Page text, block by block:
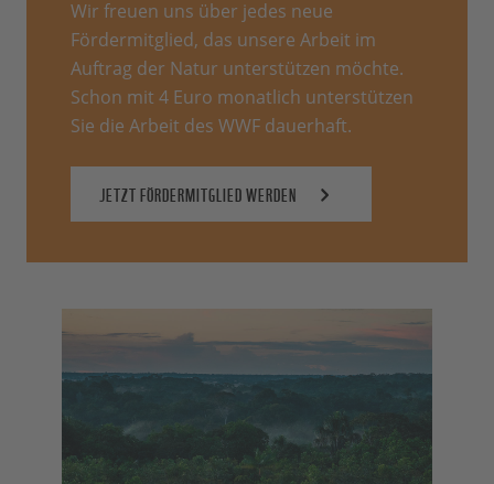
Wir freuen uns über jedes neue
Fördermitglied, das unsere Arbeit im
Auftrag der Natur unterstützen möchte.
Schon mit 4 Euro monatlich unterstützen
Sie die Arbeit des WWF dauerhaft.
JETZT FÖRDERMITGLIED WERDEN